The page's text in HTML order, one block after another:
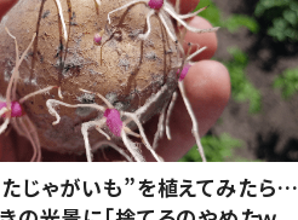
じゃがいも”を植えてみたら…